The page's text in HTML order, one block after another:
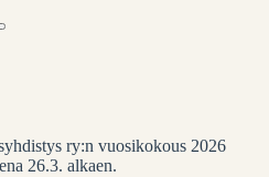
ry:n vuosikokous 2026
26.3. alkaen.